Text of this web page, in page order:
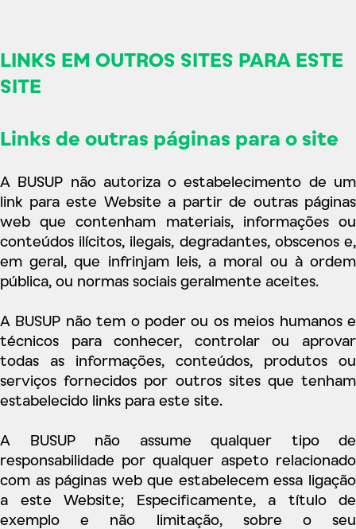
LINKS EM OUTROS SITES PARA ESTE
SITE
Links de outras páginas para o site
A BUSUP não autoriza o estabelecimento de um
link para este Website a partir de outras páginas
web que contenham materiais, informações ou
conteúdos ilícitos, ilegais, degradantes, obscenos e,
em geral, que infrinjam leis, a moral ou à ordem
pública, ou normas sociais geralmente aceites.
A BUSUP não tem o poder ou os meios humanos e
técnicos para conhecer, controlar ou aprovar
todas as informações, conteúdos, produtos ou
serviços fornecidos por outros sites que tenham
estabelecido links para este site.
A BUSUP não assume qualquer tipo de
responsabilidade por qualquer aspeto relacionado
com as páginas web que estabelecem essa ligação
a este Website; Especificamente, a título de
exemplo e não limitação, sobre o seu